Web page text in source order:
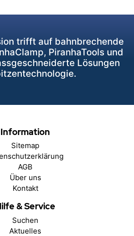
trifft auf bahnbrechende
PiranhaTools und
Lösungen
Information
Sitemap
AGB
Über uns
Kontakt
& Service
Suchen
Aktuelles